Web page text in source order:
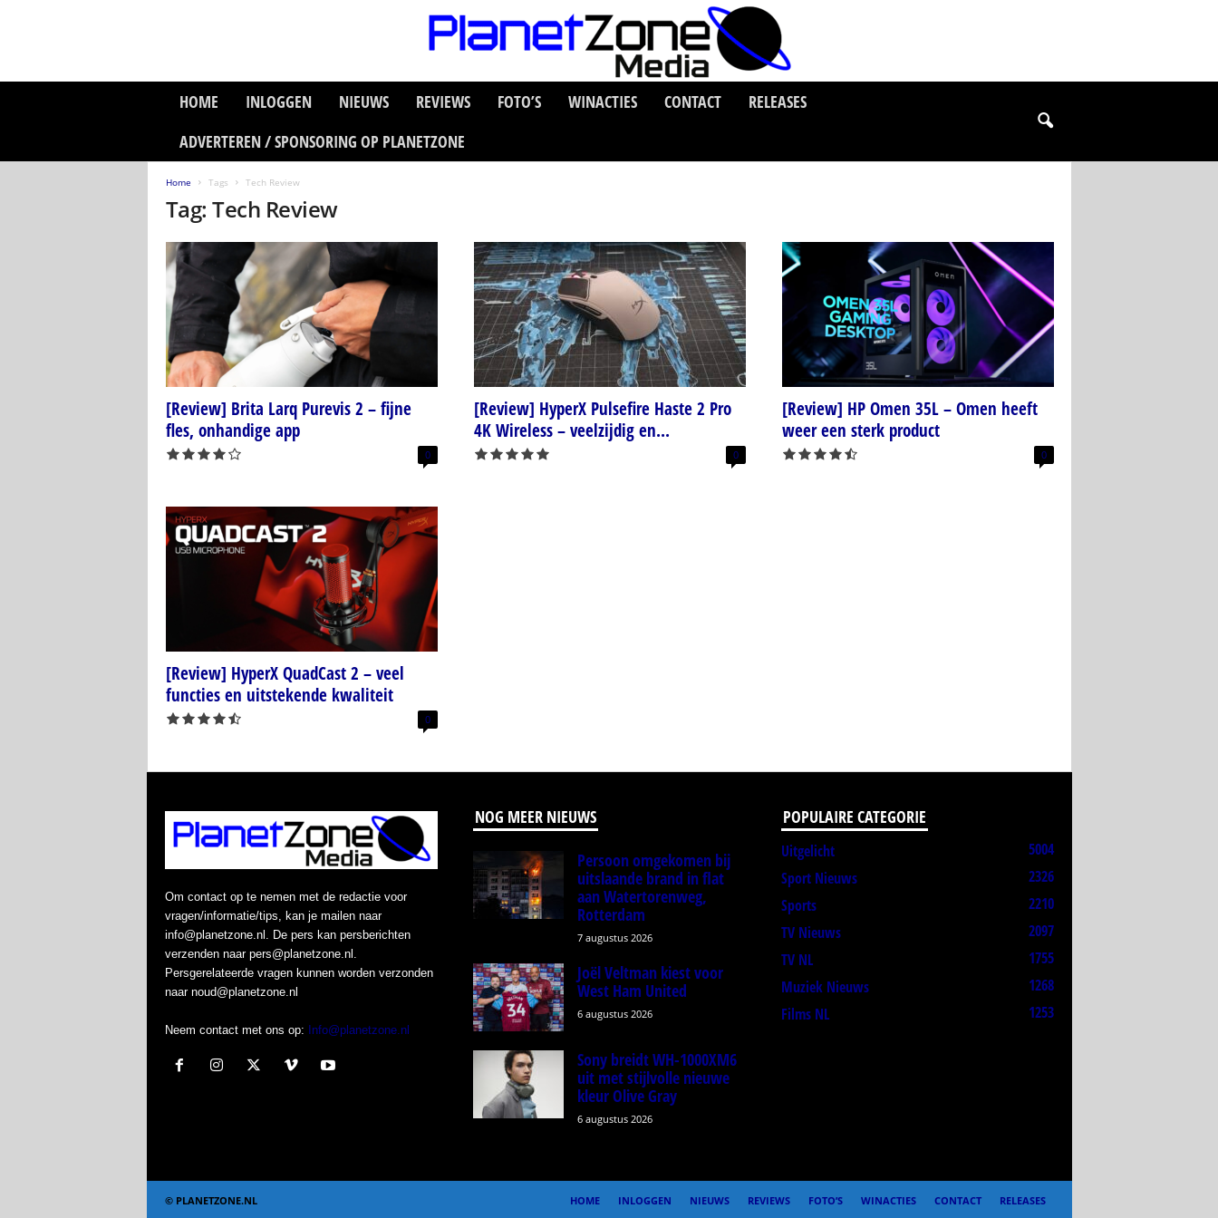
HOME INLOGGEN NIEUWS REVIEWS FOTO’S WINACTIES CONTACT
RELEASES
ADVERTEREN / SPONSORING OP PLANETZONE
Home Tags Tech Review
Tag: Tech Review
[Review] Brita Larq Purevis 2 – fijne
fles, onhandige app
0
[Review] HyperX Pulsefire Haste 2 Pro
4K Wireless – veelzijdig en...
0
[Review] HP Omen 35L – Omen heeft
weer een sterk product
0
[Review] HyperX QuadCast 2 – veel
functies en uitstekende kwaliteit
0
Om contact op te nemen met de redactie voor
vragen/informatie/tips, kan je mailen naar
info@planetzone.nl. De pers kan persberichten
verzenden naar pers@planetzone.nl.
Persgerelateerde vragen kunnen worden verzonden
naar noud@planetzone.nl
Neem contact met ons op: Info@planetzone.nl
NOG MEER NIEUWS
Persoon omgekomen bij
uitslaande brand in flat
aan Watertorenweg,
Rotterdam
7 augustus 2026
Joël Veltman kiest voor
West Ham United
6 augustus 2026
Sony breidt WH-1000XM6
uit met stijlvolle nieuwe
kleur Olive Gray
6 augustus 2026
POPULAIRE CATEGORIE
Uitgelicht
5004
Sport Nieuws
2326
Sports
2210
TV Nieuws
2097
TV NL
1755
Muziek Nieuws
1268
Films NL
1253
HOME INLOGGEN NIEUWS REVIEWS FOTO’S WINACTIES CONTACT
RELEASES
© PLANETZONE.NL